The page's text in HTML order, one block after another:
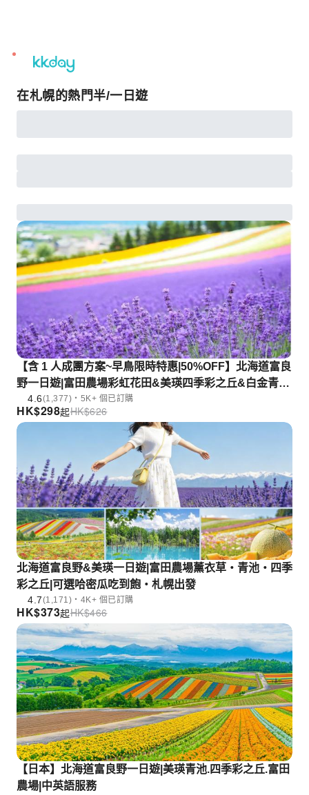
unread
notifications
在札幌的熱門半/一日遊
【含 1 人成團方案~早鳥限時特惠|50%OFF】北海道富良
野一日遊|富田農場彩虹花田&美瑛四季彩之丘&白金青池|
札幌出發
4.6(1,377)・5K+ 個已訂購
HK$298起HK$626
北海道富良野&美瑛一日遊|富田農場薰衣草・青池・四季
彩之丘|可選哈密瓜吃到飽・札幌出發
4.7(1,171)・4K+ 個已訂購
HK$373起HK$466
【日本】北海道富良野一日遊|美瑛青池.四季彩之丘.富田
農場|中英語服務